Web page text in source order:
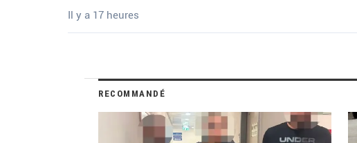
Il y a 17 heures
RECOMMANDÉ